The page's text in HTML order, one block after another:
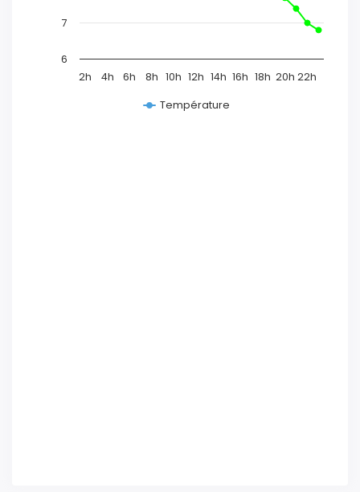
2h 4h 6h 8h 10h 12h 14h 16h 18h 20h 22h
6
7
Température